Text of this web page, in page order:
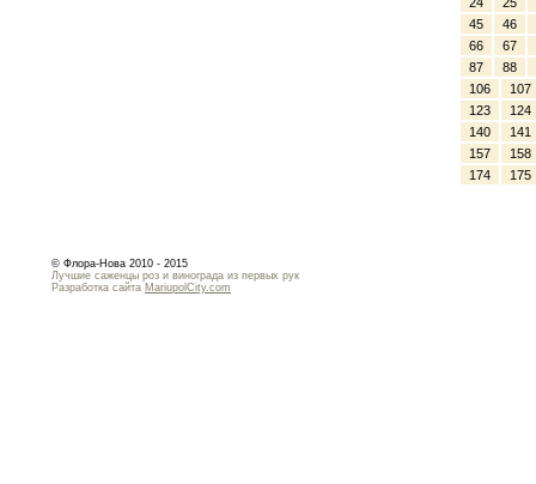
45
46
66
67
87
88
106
107
123
124
140
141
157
158
174
175
© Флора-Нова 2010 - 2015
Лучшие саженцы роз и винограда из первых рук
Разработка сайта MariupolCity.com